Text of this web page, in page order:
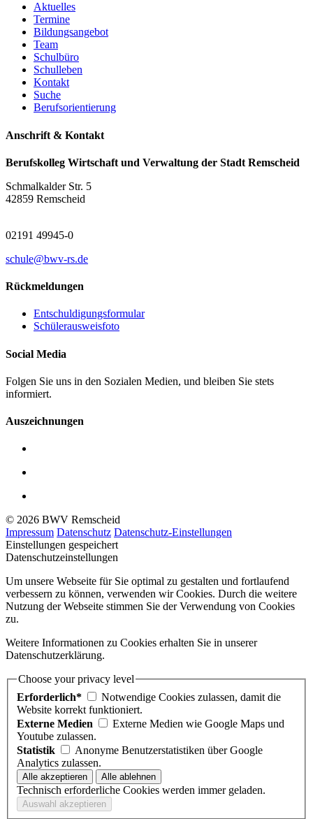
Aktuelles
Termine
Bildungsangebot
Team
Schulbüro
Schulleben
Kontakt
Suche
Berufsorientierung
Anschrift & Kontakt
Berufskolleg Wirtschaft und Verwaltung der Stadt Remscheid
Schmalkalder Str. 5
42859 Remscheid
02191 49945-0
schule@bwv-rs.de
Rückmeldungen
Entschuldigungsformular
Schülerausweisfoto
Social Media
Folgen Sie uns in den Sozialen Medien, und bleiben Sie stets
informiert.
Auszeichnungen
© 2026 BWV Remscheid
Impressum Datenschutz Datenschutz-Einstellungen
Einstellungen gespeichert
Datenschutzeinstellungen
Um unsere Webseite für Sie optimal zu gestalten und fortlaufend
verbessern zu können, verwenden wir Cookies. Durch die weitere
Nutzung der Webseite stimmen Sie der Verwendung von Cookies
zu.
Weitere Informationen zu Cookies erhalten Sie in unserer
Datenschutzerklärung.
Choose your privacy level
Erforderlich*
Notwendige Cookies zulassen, damit die
Website korrekt funktioniert.
Externe Medien
Externe Medien wie Google Maps und
Youtube zulassen.
Statistik
Anonyme Benutzerstatistiken über Google
Analytics zulassen.
Technisch erforderliche Cookies werden immer geladen.